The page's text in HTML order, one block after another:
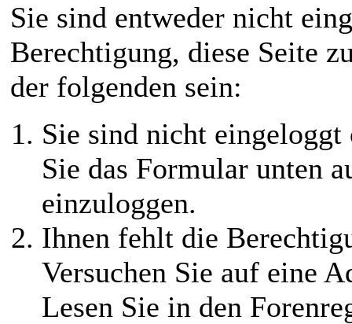
Sie sind entweder nicht
Berechtigung, diese Seite
der folgenden sein:
Sie sind nicht
Sie das Formular unten
einzuloggen.
Ihnen fehlt die
Versuchen Sie auf eine
Lesen Sie in den